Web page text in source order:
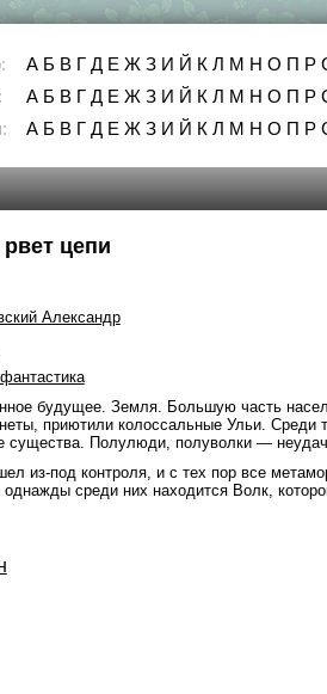
А Б В Г Д Е Ж З И Й К Л М Н О П Р
А Б В Г Д Е Ж З И Й К Л М Н О П Р
А Б В Г Д Е Ж З И Й К Л М Н О П Р
цепи
Александр
будущее. Земля. Большую часть
приютили колоссальные Ульи. Среди
существа. Полулюди, полуволки —
из-под контроля, и с тех пор все
среди них находится Волк,